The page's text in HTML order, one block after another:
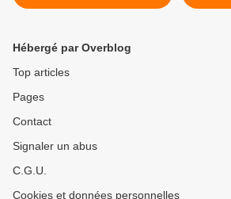
Hébergé par Overblog
Top articles
Pages
Contact
Signaler un abus
C.G.U.
Cookies et données personnelles